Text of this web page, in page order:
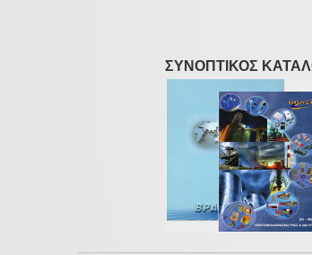
ΣΥΝΟΠΤΙΚΟΣ